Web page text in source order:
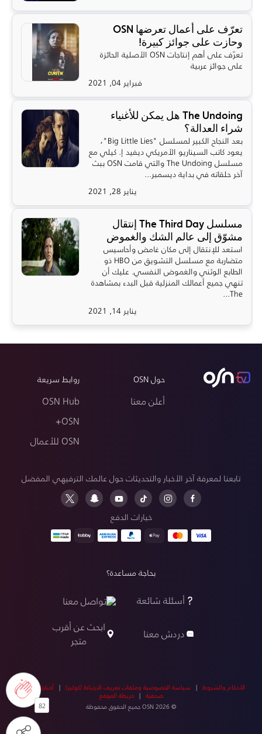
82
تعرّف على أعمال تعرضها OSN
وحازت على جوائز كبيرة!
تعرّف على أهم إنتاجات OSN الأصلية الحائزة
على جوائز عربية
فبراير 04, 2021
The Undoing هل يمكن للأغنياء
شراء العدالة؟
بعد النجاح الكبير لمسلسل "Big Little Lies"،
يعود كاتب السيناريو الأمريكي ديفيد إ. كيلي مع
مسلسل The Undoing والتي قامت OSN ببث
آخر حلقاته في بداية ديسمبر...
يناير 28, 2021
مسلسل The Third Day إنتقال
مشوّق إلى عالم الشك والغموض
استعد للإنتقال إلى مكان غامض وأحاسيس
متضاربة مع مسلسل التشويق من HBO ذو
الطابع الوثني والغموض النفسي. عليك أن
تنهي جميع أعمالك المنزلية قبل البدء بمشاهدة
The...
يناير 14, 2021
حول OSN
أعلن معنا
روابط سريعة
OSN Hub
OSN+
OSN للأعمال
تابعنا لمعرفة آخر الأخبار والتحديثات حول عالمك الترفيهي المفضل
خيارات الدفع
بحاجة مساعدة؟
أسئلة شائعة
تواصل معنا
دردش معنا
ابحث عن أقرب
متجر
الأحكام والشروط | سياسة الخصوصية وملفات تعريف الارتباط (كوكيز) | أخبارنا|أخبار
صحفية |خريطة الموقع
© OSN 2026 جميع الحقوق محفوظة